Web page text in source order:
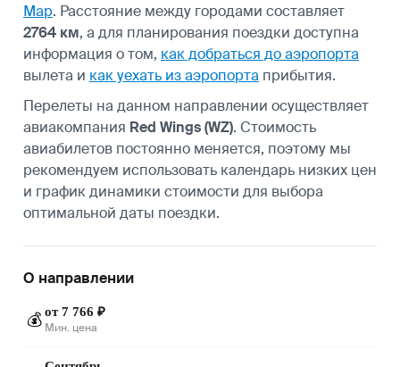
Мар. Расстояние между городами составляет
2764 км, а для планирования поездки доступна
информация о том, как добраться до аэропорта
вылета и как уехать из аэропорта прибытия.
Перелеты на данном направлении осуществляет
авиакомпания Red Wings (WZ). Стоимость
авиабилетов постоянно меняется, поэтому мы
рекомендуем использовать календарь низких цен
и график динамики стоимости для выбора
оптимальной даты поездки.
О направлении
💰 от 7 766 ₽
Мин. цена